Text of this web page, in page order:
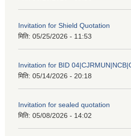
Invitation for Shield Quotation
मिति: 05/25/2026 - 11:53
Invitation for BID
मिति: 05/14/2026 - 20:18
Invitation for sealed quotation
मिति: 05/08/2026 - 14:02